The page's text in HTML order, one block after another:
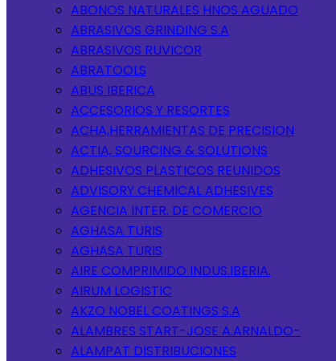
ABONOS NATURALES HNOS AGUADO
ABRASIVOS GRINDING S.A
ABRASIVOS RUVICOR
ABRATOOLS
ABUS IBERICA
ACCESORIOS Y RESORTES
ACHA,HERRAMIENTAS DE PRECISION
ACTIA, SOURCING & SOLUTIONS
ADHESIVOS PLASTICOS REUNIDOS
ADVISORY CHEMICAL ADHESIVES
AGENCIA INTER. DE COMERCIO
AGHASA TURIS
AGHASA TURIS
AIRE COMPRIMIDO INDUS.IBERIA.
AIRUM LOGISTIC
AKZO NOBEL COATINGS S.A
ALAMBRES START-JOSE A.ARNALDO-
ALAMPAT DISTRIBUCIONES